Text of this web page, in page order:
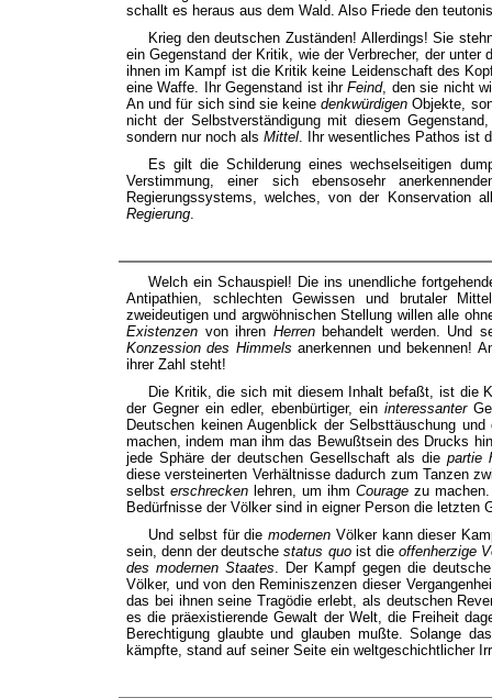
schallt es heraus aus dem Wald. Also Friede den
Krieg den deutschen Zuständen! Allerdings! Sie
ein Gegenstand der Kritik, wie der Verbrecher, der
ihnen im Kampf ist die Kritik keine Leidenschaft des
eine Waffe. Ihr Gegenstand ist ihrFeind, den sie nicht
An und für sich sind sie keinedenkwürdigen Objekte,
nicht der Selbstverständigung mit diesem
sondern nur noch als Mittel. Ihr wesentliches Pathos ist
Es gilt die Schilderung eines wechselseitigen
Verstimmung, einer sich ebensosehr
Regierungssystems, welches, von der
Regierung.
Welch ein Schauspiel! Die ins unendliche
Antipathien, schlechten Gewissen und brutaler
zweideutigen und argwöhnischen Stellung willen alle
Existenzen von ihren Herrenbehandelt werden. Und
Konzession des Himmels anerkennen und bekennen!
ihrer Zahl steht!
Die Kritik, die sich mit diesem Inhalt befaßt, ist die
der Gegner ein edler, ebenbürtiger, ein interessanter
Deutschen keinen Augenblick der Selbsttäuschung
machen, indem man ihm das Bewußtsein des Drucks
jede Sphäre der deutschen Gesellschaft als diepartie
diese versteinerten Verhältnisse dadurch zum Tanzen
selbsterschrecken lehren, um ihmCourage zu
Bedürfnisse der Völker sind in eigner Person die letzten
Und selbst für die modernen Völker kann dieser
sein, denn der deutschestatus quoist die offenherzige
des modernen Staates. Der Kampf gegen die
Völker, und von den Reminiszenzen dieser
das bei ihnen seine Tragödie erlebt, als deutschen
es die präexistierende Gewalt der Welt, die Freiheit
Berechtigung glaubte und glauben mußte. Solange
kämpfte, stand auf seiner Seite ein weltgeschichtlicher